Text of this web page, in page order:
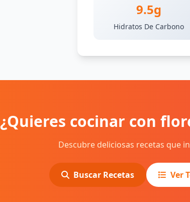
9.5g
Hidratos De Carbono
¿Quieres cocinar con
Descubre deliciosas recetas que
Buscar Recetas Ver